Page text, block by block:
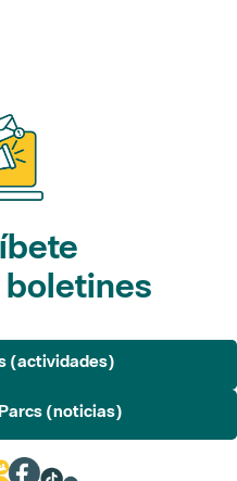
(actividades)
(noticias)